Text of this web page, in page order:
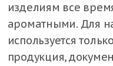
изделиям все
ароматными. Для
используется
продукция,